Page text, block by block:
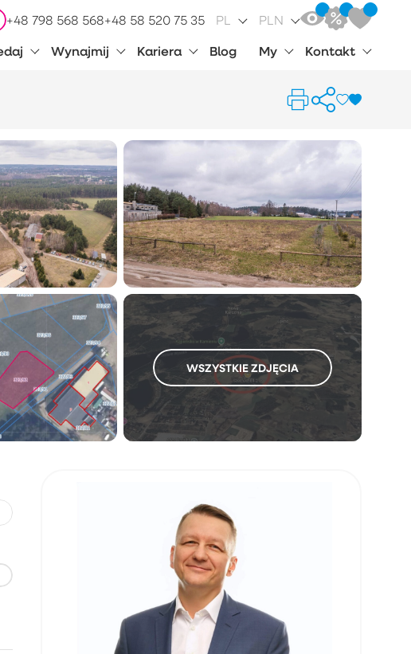
+48 798 568 568+48 58 520 75 35 PL PLN
Wynajmij Kariera Blog My Kontakt
WSZYSTKIE ZDJĘCIA